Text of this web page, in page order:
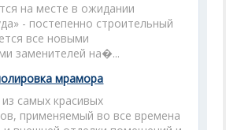
на месте в ожидании
- постепенно строительный
все новыми
заменителей на�...
мрамора
самых красивых
применяемый во все времена